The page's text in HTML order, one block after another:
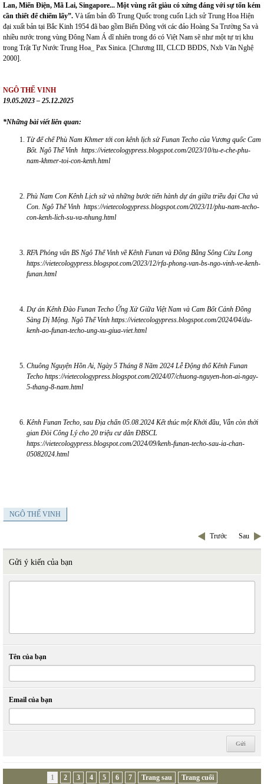
Lan, Miến Điện, Mã Lai, Singapore... Một vùng rất giàu có xứng đáng với sự tốn kém
cần thiết để chiếm lấy”. Và tấm bản đồ Trung Quốc trong cuốn Lịch sử Trung Hoa Hiện
đại xuất bản tại Bắc Kinh 1954 đã bao gồm Biển Đông với các đảo Hoàng Sa Trường Sa và
nhiều nước trong vùng Đông Nam Á dĩ nhiên trong đó có Việt Nam sẽ như một tự trị khu
trong Trật Tự Nước Trung Hoa_ Pax Sinica. [Chương III, CLCD BĐDS, Nxb Văn Nghệ
2000].
NGÔ THẾ VINH
19.05.2023 – 25.12.2025
*Những bài viết liên quan:
Từ đế chế Phù Nam Khmer tới con kênh lịch sử Funan Techo của Vương quốc Cam
Bốt. Ngô Thế Vinh https://vietecologypress.blogspot.com/2023/10/tu-e-che-phu-
nam-khmer-toi-con-kenh.html
Phù Nam Con Kênh Lịch sử và những bước tiến hành dự án giữa triều đại Cha và
Con. Ngô Thế Vinh https://vietecologypress.blogspot.com/2023/11/phu-nam-techo-
con-kenh-lich-su-va-nhung.html
RFA Phỏng vấn BS Ngô Thế Vinh về Kênh Funan và Đồng Bằng Sông Cửu Long
https://vietecologypress.blogspot.com/2023/12/rfa-phong-van-bs-ngo-vinh-ve-kenh-
funan.html
Dự án Kênh Đào Funan Techo Ứng Xử Giữa Việt Nam và Cam Bốt Cảnh Đồng
Sàng Dị Mộng. Ngô Thế Vinh https://vietecologypress.blogspot.com/2024/04/du-
kenh-ao-funan-techo-ung-xu-giua-viet.html
Chuông Nguyện Hồn Ai, Ngày 5 Tháng 8 Năm 2024 Lễ Động thổ Kênh Funan
Techo https://vietecologypress.blogspot.com/2024/07/chuong-nguyen-hon-ai-ngay-
5-thang-8-nam.html
Kênh Funan Techo, sau Địa chấn 05.08.2024 Kết thúc một Khởi đầu, Vẫn còn thời
gian Đòi Công Lý cho 20 triệu cư dân ĐBSCL
https://vietecologypress.blogspot.com/2024/09/kenh-funan-techo-sau-ia-chan-
05082024.html
NGÔ THẾ VINH
Trước Sau
Gửi ý kiến của bạn
Tên của bạn
Email của bạn
1 2 3 4 5 6 7 Trang sau Trang cuối